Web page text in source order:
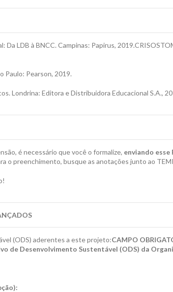
LDB à BNCC. Campinas: Papirus,
Paulo: Pearson, 2019.
Londrina: Editora e Distribuidora Educacional S.A.,
é necessário que você o formalize, enviando
o preenchimento, busque as anotações junto ao
(ODS) aderentes a este projeto:CAMPO
de Desenvolvimento Sustentável (ODS) da